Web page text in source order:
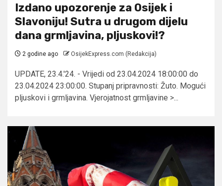
Izdano upozorenje za Osijek i
Slavoniju! Sutra u drugom dijelu
dana grmljavina, pljuskovi!?
2 godine ago OsijekExpress.com (Redakcija)
UPDATE, 23.4.'24. - Vrijedi od 23.04.2024 18:00:00 do
23.04.2024 23:00:00. Stupanj pripravnosti: Žuto. Mogući
pljuskovi i grmljavina. Vjerojatnost grmljavine >...